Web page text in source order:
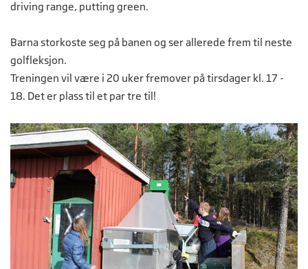
driving range, putting green.
Barna storkoste seg på banen og ser allerede frem til neste
golfleksjon.
Treningen vil være i 20 uker fremover på tirsdager kl. 17 -
18. Det er plass til et par tre til!